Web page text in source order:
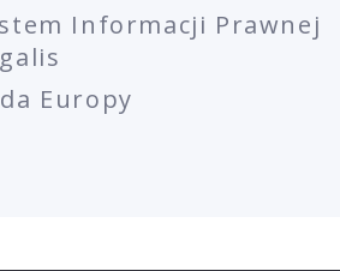
Informacji Prawnej
Europy